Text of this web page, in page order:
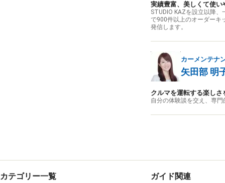
実績豊富、美しくて使
STUDIO KAZを設立以降
で900件以上のオーダーキ
発信します。
カーメンテナ
矢田部 明
クルマを運転する楽し
自分の体験談を交え、専
カテゴリー一覧 ガイド関連